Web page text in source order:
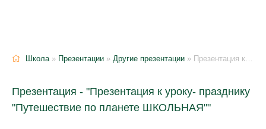
Школа» Презентации » Другие презентации » Презентация к уроку- празднику "Путешествие по планете ШКОЛЬНАЯ"
Презентация - "Презентация к уроку- празднику
"Путешествие по планете ШКОЛЬНАЯ""